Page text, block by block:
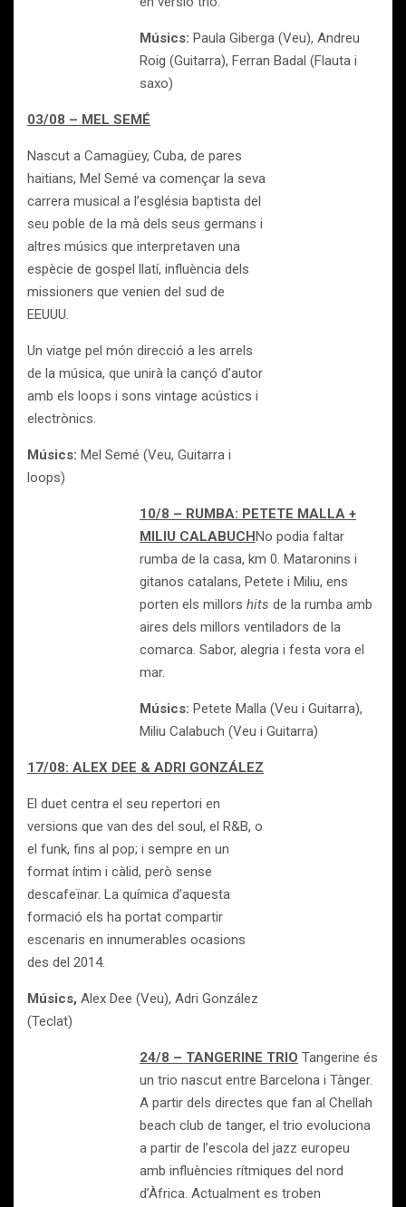
Músics: Paula Giberga (Veu), Andreu
Roig (Guitarra), Ferran Badal (Flauta i
saxo)
03/08 – MEL SEMÉ
Nascut a Camagüey, Cuba, de pares
haitians, Mel Semé va començar la seva
carrera musical a l’església baptista del
seu poble de la mà dels seus germans i
altres músics que interpretaven una
espècie de gospel llatí, influència dels
missioners que venien del sud de
EEUUU.
Un viatge pel món direcció a les arrels
de la música, que unirà la cançó d’autor
amb els loops i sons vintage acústics i
electrònics.
Músics: Mel Semé (Veu, Guitarra i
loops)
10/8 – RUMBA: PETETE MALLA +
MILIU CALABUCHNo podia faltar
rumba de la casa, km 0. Mataronins i
gitanos catalans, Petete i Miliu, ens
porten els millors hits de la rumba amb
aires dels millors ventiladors de la
comarca. Sabor, alegria i festa vora el
mar.
Músics: Petete Malla (Veu i Guitarra),
Miliu Calabuch (Veu i Guitarra)
17/08: ALEX DEE & ADRI GONZÁLEZ
El duet centra el seu repertori en
versions que van des del soul, el R&B, o
el funk, fins al pop; i sempre en un
format íntim i càlid, però sense
descafeïnar. La química d’aquesta
formació els ha portat compartir
escenaris en innumerables ocasions
des del 2014.
Músics, Alex Dee (Veu), Adri González
(Teclat)
24/8 – TANGERINE TRIO Tangerine és
un trio nascut entre Barcelona i Tànger.
A partir dels directes que fan al Chellah
beach club de tanger, el trio evoluciona
a partir de l’escola del jazz europeu
amb influències rítmiques del nord
d’Àfrica. Actualment es troben